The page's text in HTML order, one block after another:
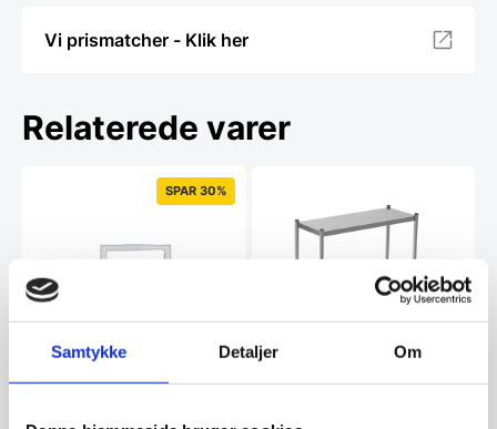
Samtykke Detaljer Om
Vi prismatcher - Klik her
Relaterede varer
SPAR 30%
400x1600x1200
Flyver i 1 etage
2300x350x400 (neutral)
2300x350x400mmUdført i